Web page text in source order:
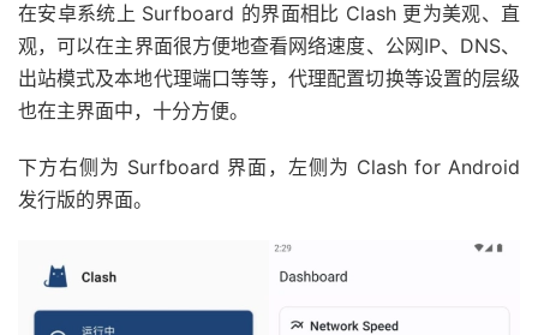
在安卓系统上 Surfboard 的界面相比 Clash 更为美观、直
观，可以在主界面很方便地查看网络速度、公网IP、DNS、
出站模式及本地代理端口等等，代理配置切换等设置的层级
也在主界面中，十分方便。
下方右侧为 Surfboard 界面，左侧为 Clash for Android
发行版的界面。